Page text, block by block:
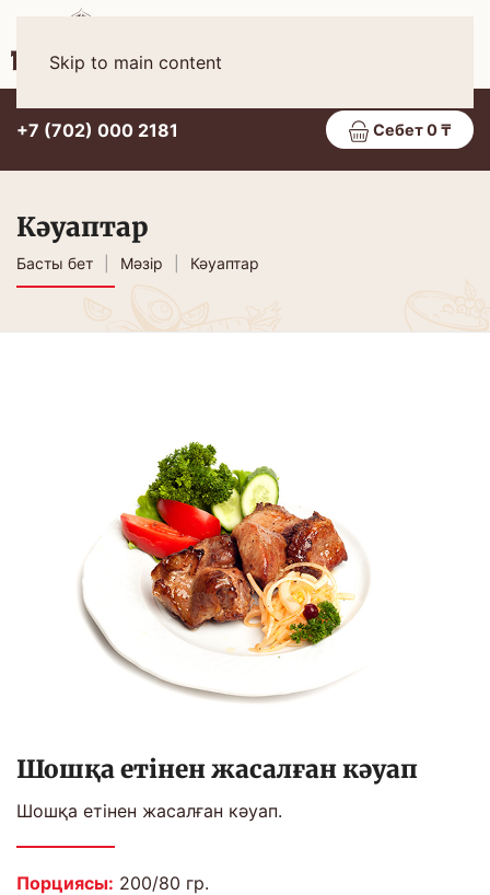
Skip to main content
+7 (702) 000 2181 Себет 0 ₸
Кәуаптар
Басты бет Мәзір Кәуаптар
Шошқа етінен жасалған кәуап
Шошқа етінен жасалған кәуап.
Порциясы: 200/80 гр.